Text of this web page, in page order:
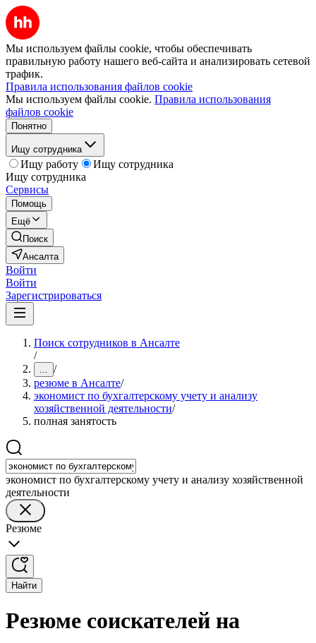
Мы используем файлы cookie, чтобы обеспечивать
правильную работу нашего веб-сайта и анализировать сетевой
трафик.
Правила использования файлов cookie
Мы используем файлы cookie. Правила использования
файлов cookie
Понятно
Ищу сотрудника
Ищу работу
Ищу сотрудника
Ищу сотрудника
Сервисы
Помощь
Ещё
Поиск
Ансалта
Войти
Войти
Зарегистрироваться
Поиск сотрудников в Ансалте
/
... /
резюме в Ансалте/
экономист по бухгалтерскому учету и анализу
хозяйственной деятельности/
полная занятость
экономист по бухгалтерскому учету и анализу хозяйственной
деятельности
Резюме
Найти
Резюме соискателей на